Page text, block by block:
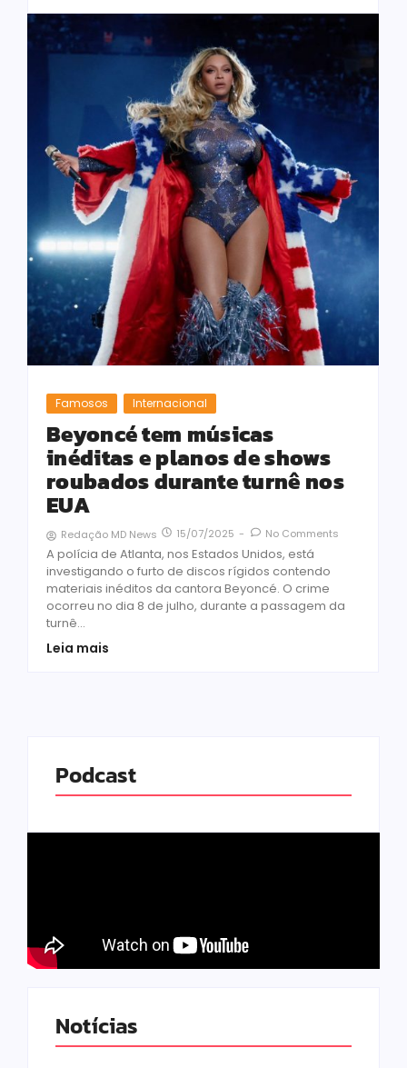
Famosos Internacional
Beyoncé tem músicas
inéditas e planos de shows
roubados durante turnê nos
EUA
Redação MD News 15/07/2025 - No Comments
A polícia de Atlanta, nos Estados Unidos, está
investigando o furto de discos rígidos contendo
materiais inéditos da cantora Beyoncé. O crime
ocorreu no dia 8 de julho, durante a passagem da
turnê...
Leia mais
Podcast
Notícias